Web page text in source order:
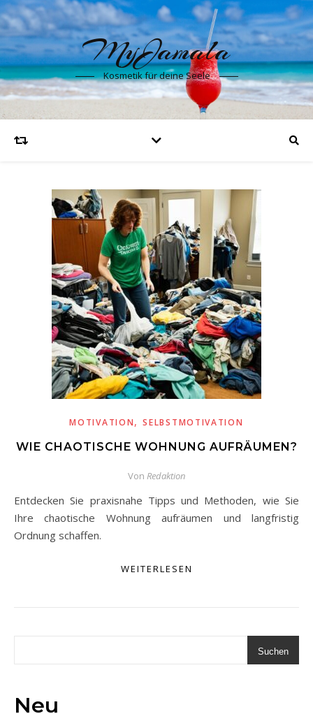
MyJamala
Kosmetik für deine Seele
MOTIVATION,SELBSTMOTIVATION
WIE CHAOTISCHE WOHNUNG AUFRÄUMEN?
Von Redaktion
Entdecken Sie praxisnahe Tipps und Methoden, wie Sie
Ihre chaotische Wohnung aufräumen und langfristig
Ordnung schaffen.
WEITERLESEN
Suchen
Neu